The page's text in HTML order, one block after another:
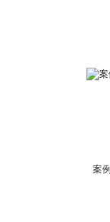
案